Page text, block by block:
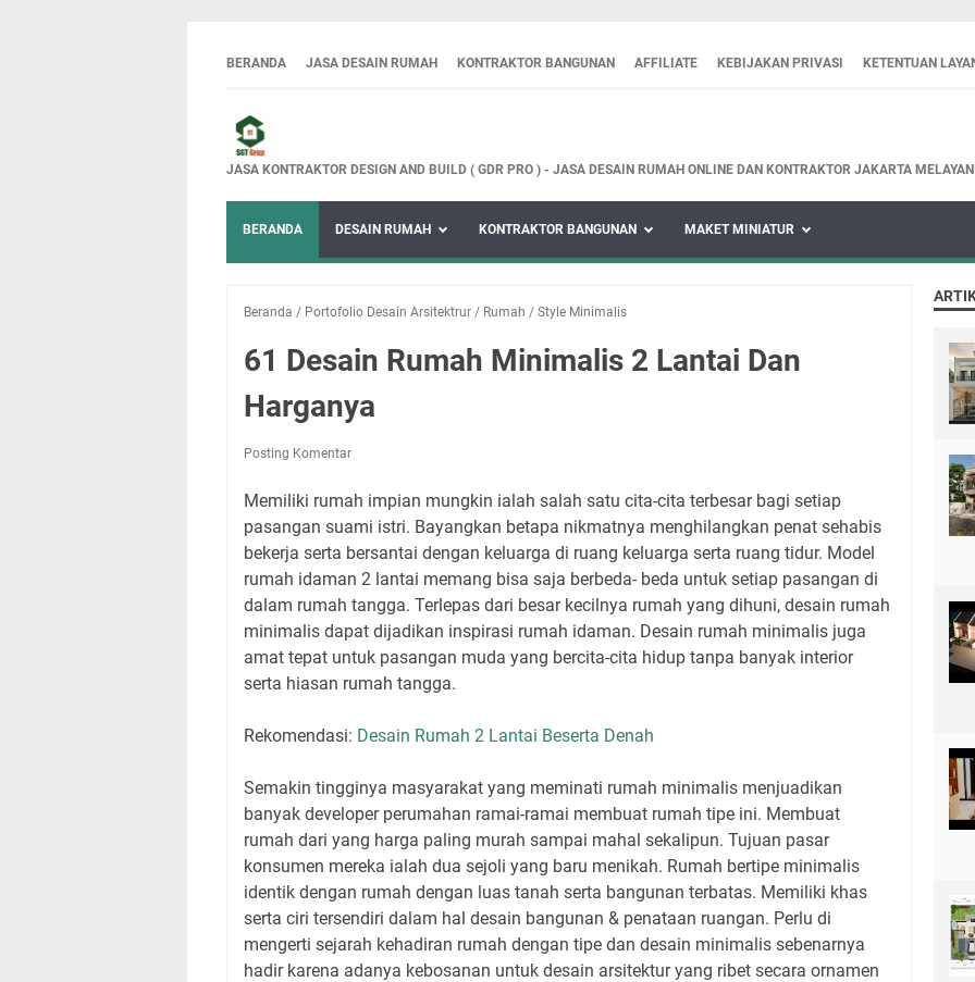
BERANDA JASA DESAIN RUMAH KONTRAKTOR BANGUNAN AFFILIATE KEBIJAKAN PRIVASI KETENTUAN
JASA KONTRAKTOR DESIGN AND BUILD ( GDR PRO ) - JASA DESAIN RUMAH ONLINE DAN KONTRAKTOR JAKARTA
BERANDA DESAIN RUMAH KONTRAKTOR BANGUNAN MAKET MINIATUR
Beranda / Portofolio Desain Arsitektrur / Rumah / Style Minimalis
61 Desain Rumah Minimalis 2 Lantai Dan
Harganya
Posting Komentar
Memiliki rumah impian mungkin ialah salah satu cita-cita terbesar bagi setiap
pasangan suami istri. Bayangkan betapa nikmatnya menghilangkan penat sehabis
bekerja serta bersantai dengan keluarga di ruang keluarga serta ruang tidur. Model
rumah idaman 2 lantai memang bisa saja berbeda- beda untuk setiap pasangan di
dalam rumah tangga. Terlepas dari besar kecilnya rumah yang dihuni, desain rumah
minimalis dapat dijadikan inspirasi rumah idaman. Desain rumah minimalis juga
amat tepat untuk pasangan muda yang bercita-cita hidup tanpa banyak interior
serta hiasan rumah tangga.
Rekomendasi: Desain Rumah 2 Lantai Beserta Denah
Semakin tingginya masyarakat yang meminati rumah minimalis menjuadikan
banyak developer perumahan ramai-ramai membuat rumah tipe ini. Membuat
rumah dari yang harga paling murah sampai mahal sekalipun. Tujuan pasar
konsumen mereka ialah dua sejoli yang baru menikah. Rumah bertipe minimalis
identik dengan rumah dengan luas tanah serta bangunan terbatas. Memiliki khas
serta ciri tersendiri dalam hal desain bangunan & penataan ruangan. Perlu di
mengerti sejarah kehadiran rumah dengan tipe dan desain minimalis sebenarnya
hadir karena adanya kebosanan untuk desain arsitektur yang ribet secara ornamen